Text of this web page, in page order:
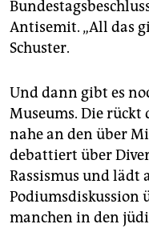
Antisemit. „All das
Schuster.
Und dann gibt es
Museums. Die rückt
nahe an den über
debattiert über
Rassismus und lädt
Podiumsdiskussion
manchen in den